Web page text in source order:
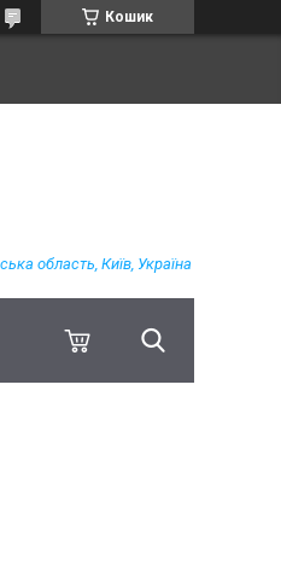
Кошик
область, Київ, Україна